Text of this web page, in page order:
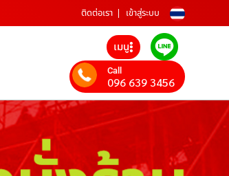
ติดต่อเรา เข้าสู่ระบบ
เมนู
Call
096 639 3456